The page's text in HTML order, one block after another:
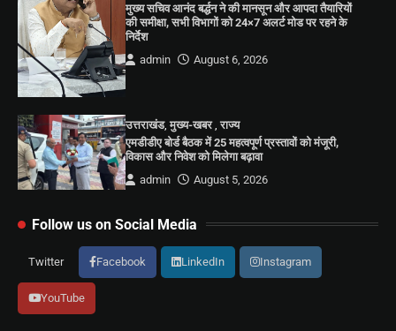
मुख्य सचिव आनंद बर्द्धन ने की मानसून और आपदा तैयारियों
की समीक्षा, सभी विभागों को 24×7 अलर्ट मोड पर रहने के
निर्देश
admin
August 6, 2026
उत्तराखंड,मुख्य-खबर ,राज्य
एमडीडीए बोर्ड बैठक में 25 महत्वपूर्ण प्रस्तावों को मंजूरी,
विकास और निवेश को मिलेगा बढ़ावा
admin
August 5, 2026
Follow us on Social Media
Twitter Facebook LinkedIn Instagram
YouTube